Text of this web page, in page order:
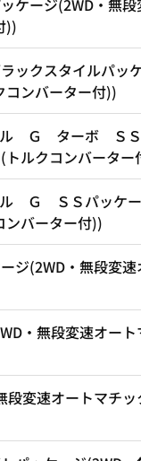
ージ(2WD・無段
))
クスタイルパッ
コンバーター付))
ル Ｇ ターボ ＳＳ
ルクコンバーター
ル Ｇ ＳＳパッケ
ンバーター付))
ジ(2WD・無段変
・無段変速オート
変速オートマチッ